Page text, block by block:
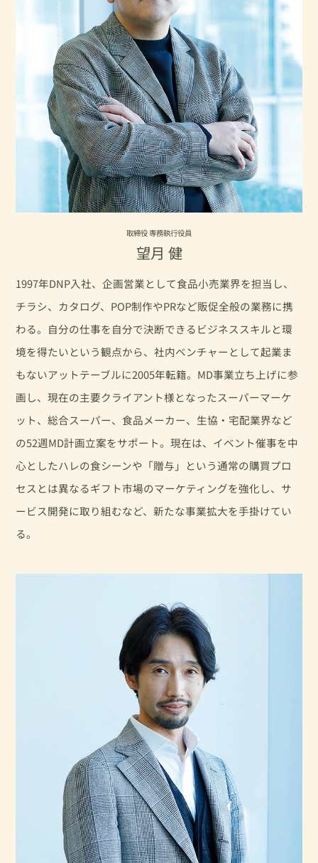
取締役 専務執行役員
望月 健
1997年DNP入社、企画営業として食品小売業界を担当し、
チラシ、カタログ、POP制作やPRなど販促全般の業務に携
わる。自分の仕事を自分で決断できるビジネススキルと環
境を得たいという観点から、社内ベンチャーとして起業ま
もないアットテーブルに2005年転籍。MD事業立ち上げに参
画し、現在の主要クライアント様となったスーパーマーケ
ット、総合スーパー、食品メーカー、生協・宅配業界など
の52週MD計画立案をサポート。現在は、イベント催事を中
心としたハレの食シーンや「贈与」という通常の購買プロ
セスとは異なるギフト市場のマーケティングを強化し、サ
ービス開発に取り組むなど、新たな事業拡大を手掛けてい
る。